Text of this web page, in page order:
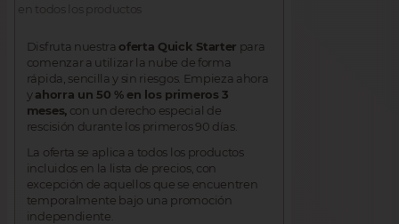
en todos los productos
Disfruta nuestra oferta Quick Starter para
comenzar a utilizar la nube de forma
rápida, sencilla y sin riesgos. Empieza ahora
yahorra un 50 % en los primeros 3
meses,con un derecho especial de
rescisión durante los primeros 90 días.
La oferta se aplica a todos los productos
incluidos en la lista de precios, con
excepción de aquellos que se encuentren
temporalmente bajo una promoción
independiente.